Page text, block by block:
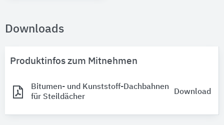
Downloads
Produktinfos zum Mitnehmen
Bitumen- und Kunststoff-Dachbahnen
für Steildächer
Download